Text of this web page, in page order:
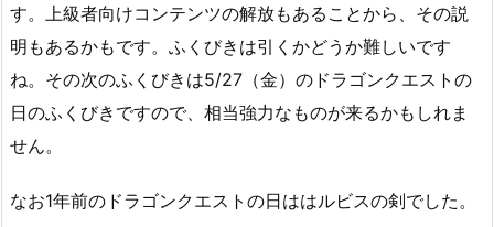
す。上級者向けコンテンツの解放もあることから、その説
明もあるかもです。ふくびきは引くかどうか難しいです
ね。その次のふくびきは5/27（金）のドラゴンクエストの
日のふくびきですので、相当強力なものが来るかもしれま
せん。
なお1年前のドラゴンクエストの日ははルビスの剣でした。